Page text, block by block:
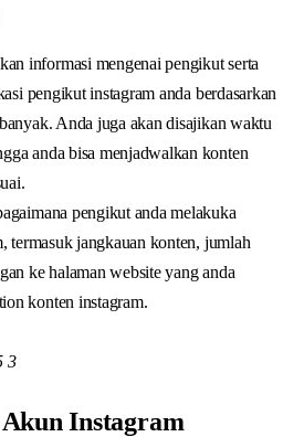
informasi mengenai pengikut serta
pengikut instagram anda berdasarkan
Anda juga akan disajikan waktu
anda bisa menjadwalkan konten
pengikut anda melakuka
termasuk jangkauan konten, jumlah
ke halaman website yang anda
konten instagram.
Instagram